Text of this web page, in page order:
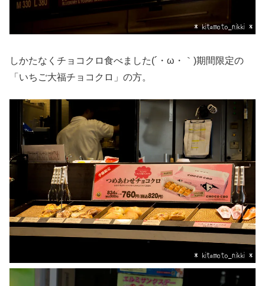
しかたなくチョコクロ食べました(´・ω・｀)期間限定の
「いちご大福チョコクロ」の方。